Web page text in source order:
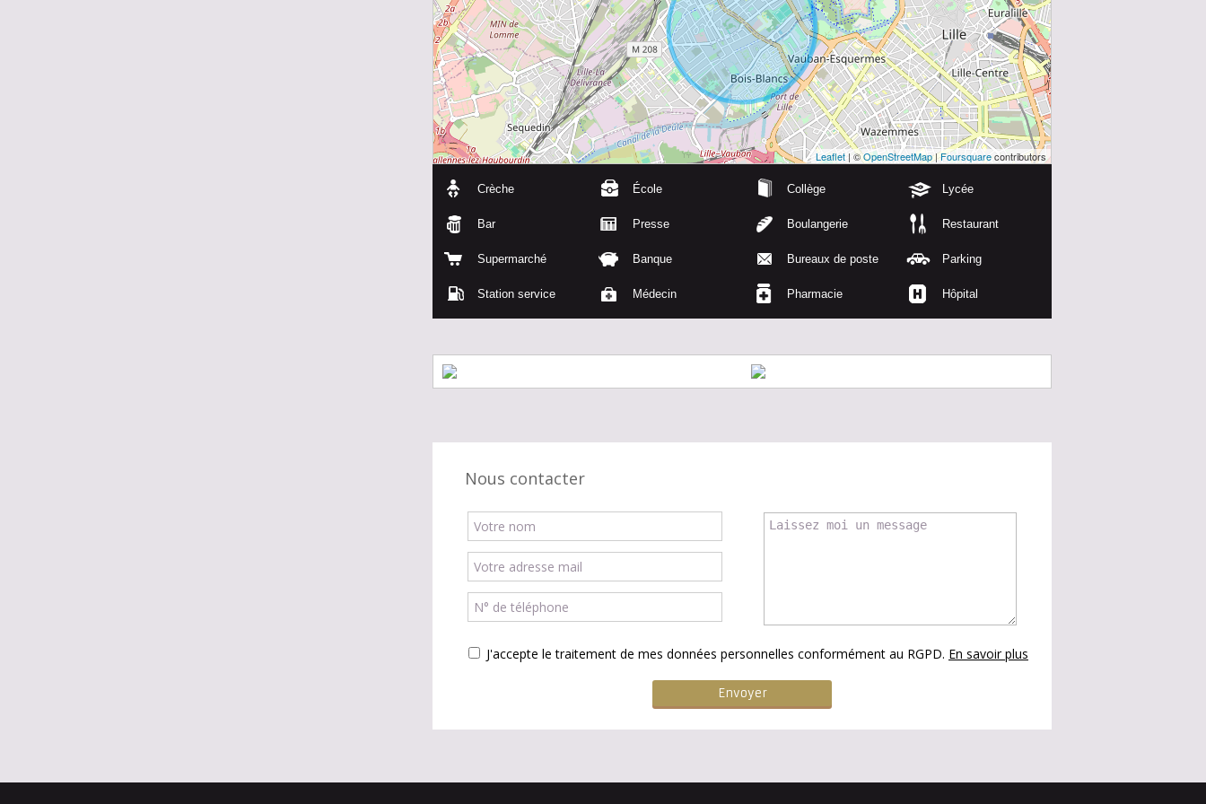
Leaflet | ©OpenStreetMap|Foursquarecontributors
Crèche École Collège Lycée
Bar Presse Boulangerie Restaurant
Supermarché Banque Bureaux de poste Parking
Station service Médecin Pharmacie Hôpital
Nous contacter
J'accepte le traitement de mes données personnelles conformément au RGPD. En savoir plus